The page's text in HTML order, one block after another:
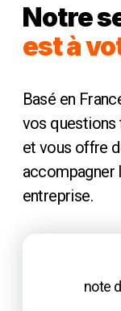
Notre
est à
Basé en
vos questions
et vous offre
accompagner
entreprise.
note